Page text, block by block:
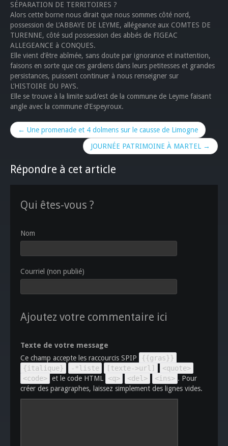
SÉPARATION DE TERRITOIRES ?
Alors cette borne nous dirait que nous sommes côté nord,
possession de L’ABBAYE DE LEYME, allégeance aux COMTES DE
TURENNE, côté sud possession des abbés de FIGEAC
ALLEGEANCE à CONQUES.
Elle vient d’être abîmée, sans doute par ignorance et inattention,
faisons en sorte que ces gardiens dans leurs petitesses et grandes
persistances, puissent continuer à nous renseigner sur
L’HISTOIRE DU PAYS.
Elle se trouve à la limite sud/est de la commune de Leyme faisant
angle avec la commune d’Espeyroux.
← Une promenade et 4 dolmens sur le causse de Limogne
JOURNÉE PATRIMOINE À MARTEL →
Répondre à cet article
Qui êtes-vous ?
Nom
Courriel (non publié)
Ajoutez votre commentaire ici
Texte de votre message
Ce champ accepte les raccourcis SPIP
{{gras}}
{italique}
-*liste [texte->url]
<quote>
<code> et le code HTML <q> <del> <ins> . Pour
créer des paragraphes, laissez simplement des lignes vides.